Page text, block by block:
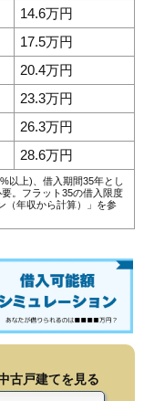
14.6万円
17.5万円
20.4万円
23.3万円
26.3万円
28.6万円
以上)、借入期間35年とし
。フラット35の借入限度
年収から計算）
」を参
古戸建てを見る